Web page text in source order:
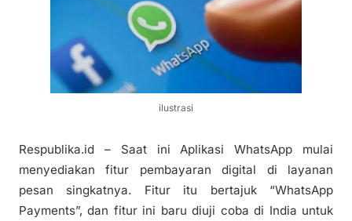
ilustrasi
Respublika.id – Saat ini Aplikasi WhatsApp mulai
menyediakan fitur pembayaran digital di layanan
pesan singkatnya. Fitur itu bertajuk “WhatsApp
Payments”, dan fitur ini baru diuji coba di India untuk